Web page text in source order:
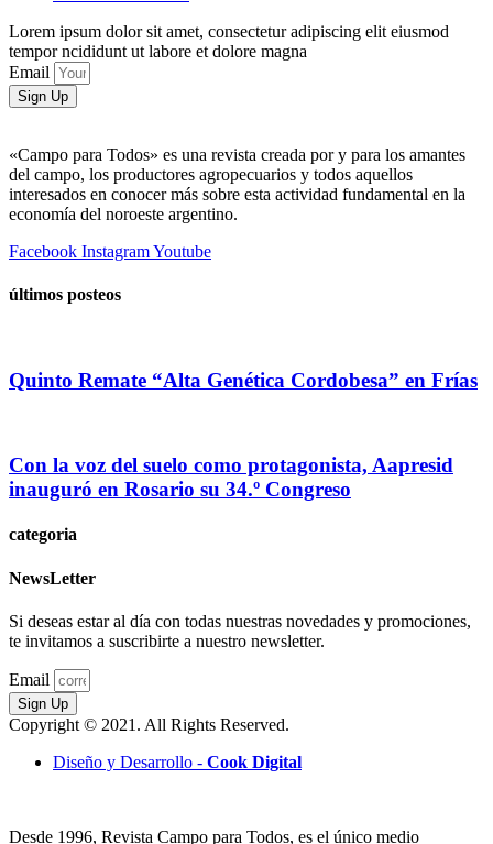
Lorem ipsum dolor sit amet, consectetur adipiscing elit eiusmod
tempor ncididunt ut labore et dolore magna
Email
Sign Up
«Campo para Todos» es una revista creada por y para los amantes
del campo, los productores agropecuarios y todos aquellos
interesados en conocer más sobre esta actividad fundamental en la
economía del noroeste argentino.
Facebook InstagramYoutube
últimos posteos
Quinto Remate “Alta Genética Cordobesa” en Frías
Con la voz del suelo como protagonista, Aapresid
inauguró en Rosario su 34.º Congreso
categoria
NewsLetter
Si deseas estar al día con todas nuestras novedades y promociones,
te invitamos a suscribirte a nuestro newsletter.
Email
Sign Up
Copyright © 2021. All Rights Reserved.
Diseño y Desarrollo - Cook Digital
Desde 1996, Revista Campo para Todos, es el único medio